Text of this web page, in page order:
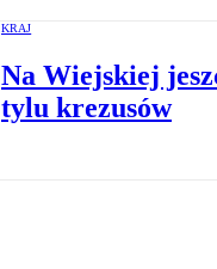
KRAJ
Na Wiejskiej
tylu krezusów